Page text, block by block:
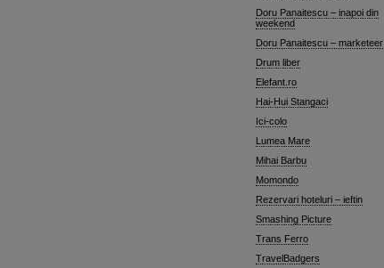
Doru Panaitescu – inapoi din
weekend
Doru Panaitescu – marketeer
Drum liber
Elefant.ro
Hai-Hui Stangaci
Ici-colo
Lumea Mare
Mihai Barbu
Momondo
Rezervari hoteluri – ieftin
Smashing Picture
Trans Ferro
TravelBadgers